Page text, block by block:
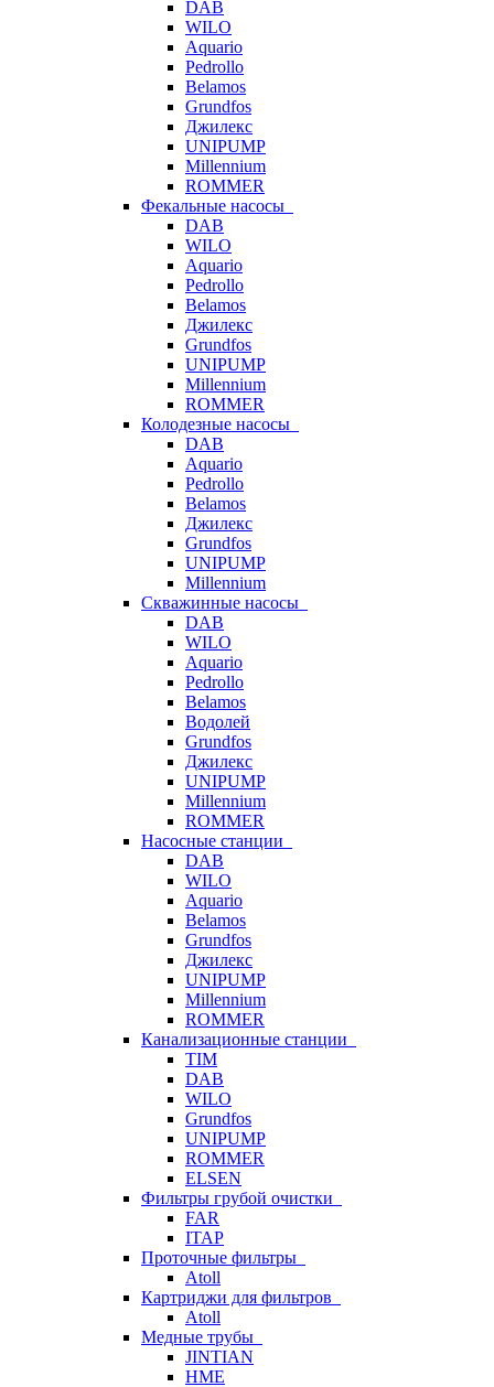
DAB
WILO
Aquario
Pedrollo
Belamos
Grundfos
Джилекс
UNIPUMP
Millennium
ROMMER
Фекальные насосы
DAB
WILO
Aquario
Pedrollo
Belamos
Джилекс
Grundfos
UNIPUMP
Millennium
ROMMER
Колодезные насосы
DAB
Aquario
Pedrollo
Belamos
Джилекс
Grundfos
UNIPUMP
Millennium
Скважинные насосы
DAB
WILO
Aquario
Pedrollo
Belamos
Водолей
Grundfos
Джилекс
UNIPUMP
Millennium
ROMMER
Насосные станции
DAB
WILO
Aquario
Belamos
Grundfos
Джилекс
UNIPUMP
Millennium
ROMMER
Канализационные станции
TIM
DAB
WILO
Grundfos
UNIPUMP
ROMMER
ELSEN
Фильтры грубой очистки
FAR
ITAP
Проточные фильтры
Atoll
Картриджи для фильтров
Atoll
Медные трубы
JINTIAN
HME